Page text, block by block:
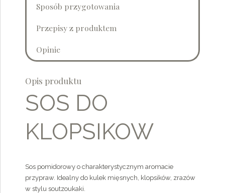
Sposób przygotowania
Przepisy z produktem
Opinie
Opis produktu
SOS DO
KLOPSIKOW
Sos pomidorowy o charakterystycznym aromacie
przypraw. Idealny do kulek mięsnych, klopsików, zrazów
w stylu soutzoukaki.